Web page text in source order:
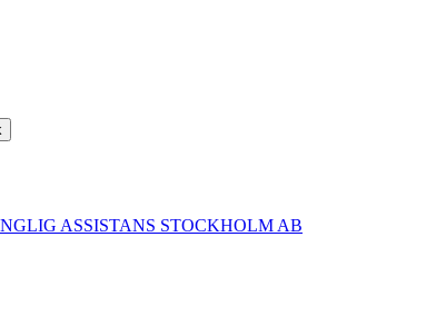
ASSISTANS STOCKHOLM AB